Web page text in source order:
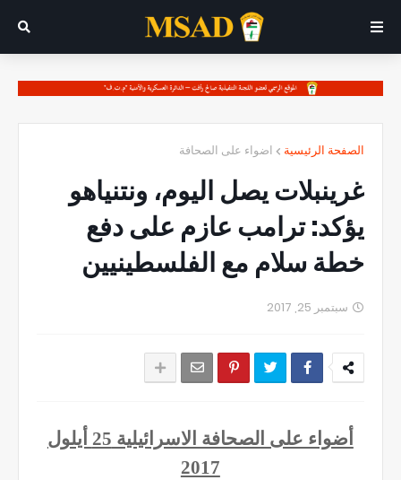
الصفحة الرئيسية اضواء على الصحافة
غرينبلات يصل اليوم، ونتنياهو
يؤكد: ترامب عازم على دفع
خطة سلام مع الفلسطينيين
سبتمبر 25, 2017
أضواء على الصحافة الاسرائيلية 25 أيلول
2017